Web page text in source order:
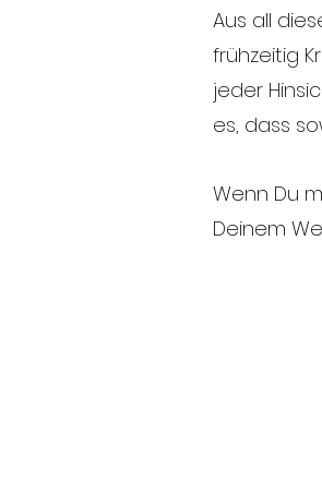
Aus all
frühzeitig
jeder
es, dass
Wenn Du
Deinem